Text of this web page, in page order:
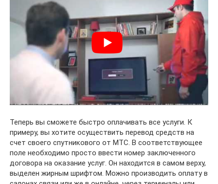
Теперь вы сможете быстро оплачивать все услуги. К
примеру, вы хотите осуществить перевод средств на
счет своего спутникового от МТС. В соответствующее
поле необходимо просто ввести номер заключенного
договора на оказание услуг. Он находится в самом верху,
выделен жирным шрифтом. Можно производить оплату в